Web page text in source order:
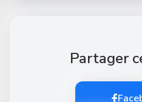
Partager